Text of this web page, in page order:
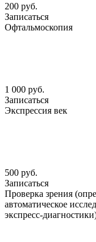
200 руб.
Записаться
1 000 руб.
Записаться
Экспрессия век
500 руб.
Записаться
Проверка зрения
автоматическое
экспресс-